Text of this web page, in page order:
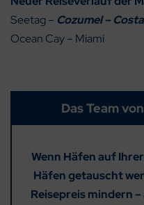
Seetag – Cozumel –
Ocean Cay – Miami
Das Team
Wenn Häfen auf
Häfen getauscht
Reisepreis mindern